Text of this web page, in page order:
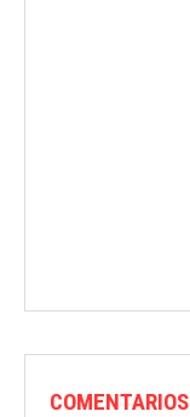
COMENTARIOS